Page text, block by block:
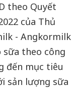
theo Quyết
của Thủ
- Angkormilk
theo công
đến mục tiêu
sản lượng sữa